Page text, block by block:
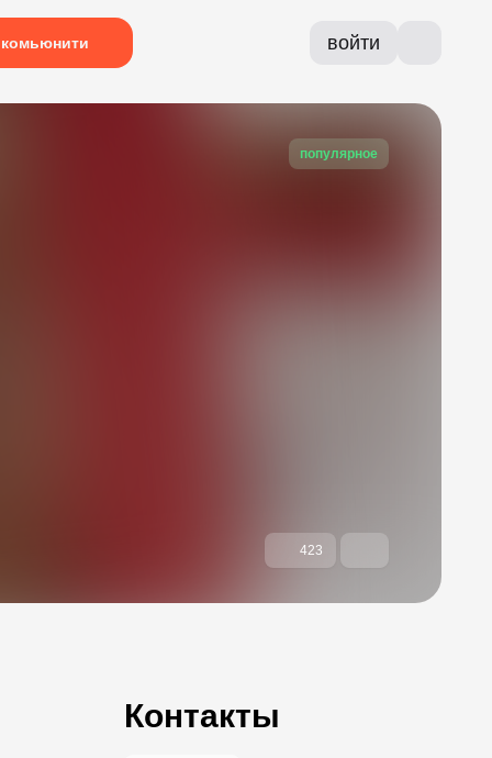
комьюнити войти
популярное
423
Контакты